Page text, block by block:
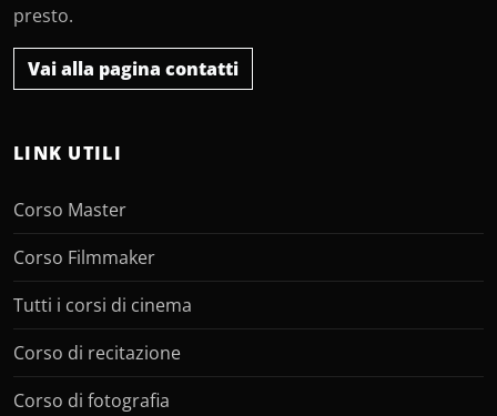
presto.
Vai alla pagina contatti
LINK UTILI
Corso Master
Corso Filmmaker
Tutti i corsi di cinema
Corso di recitazione
Corso di fotografia